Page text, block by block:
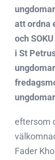
att ordna
och
i St
eftersom
Fader